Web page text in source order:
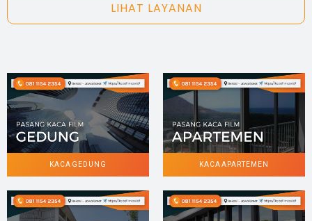
LIHAT LAYANAN
KACA GEDUNG KACA APARTEMEN